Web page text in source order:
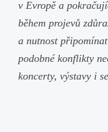
v Evropě a
během projevů
a nutnost
podobné konflikty
koncerty, výstavy i